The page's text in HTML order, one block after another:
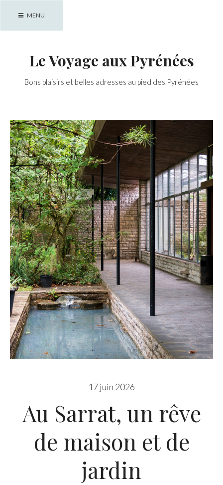
MENU
Le Voyage aux Pyrénées
Bons plaisirs et belles adresses au pied des Pyrénées
17 juin 2026
Au Sarrat, un rêve
de maison et de
jardin